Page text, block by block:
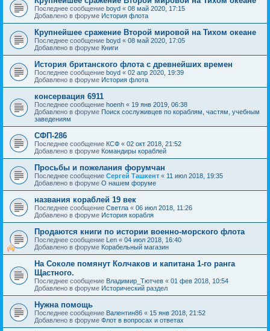
Последнее сообщение boyd « 08 май 2020, 17:15
Добавлено в форуме История флота
Крупнейшее сражение Второй мировой на Тихом океане
Последнее сообщение boyd « 08 май 2020, 17:05
Добавлено в форуме Книги
История британского флота с древнейших времен
Последнее сообщение boyd « 02 апр 2020, 19:39
Добавлено в форуме История флота
консервация 6911
Последнее сообщение hoenh « 19 янв 2019, 06:38
Добавлено в форуме Поиск сослуживцев по кораблям, частям, учебным
заведениям
СФП-286
Последнее сообщение КСФ « 02 окт 2018, 21:52
Добавлено в форуме Командиры кораблей
Просьбы и пожелания форумчан
Последнее сообщение Сергей Ташкент « 11 июл 2018, 19:35
Добавлено в форуме О нашем форуме
названия кораблей 19 век
Последнее сообщение Cветла « 06 июл 2018, 11:26
Добавлено в форуме История корабля
Продаются книги по истории военно-морского флота
Последнее сообщение Len « 04 июл 2018, 16:40
Добавлено в форуме Корабельный магазин
На Соколе помянут Колчаков и капитана 1-го ранга
Щастного.
Последнее сообщение Владимир_Тютчев « 01 фев 2018, 10:54
Добавлено в форуме Исторический раздел
Нужна помощь
Последнее сообщение Валентин86 « 15 янв 2018, 21:52
Добавлено в форуме Флот в вопросах и ответах